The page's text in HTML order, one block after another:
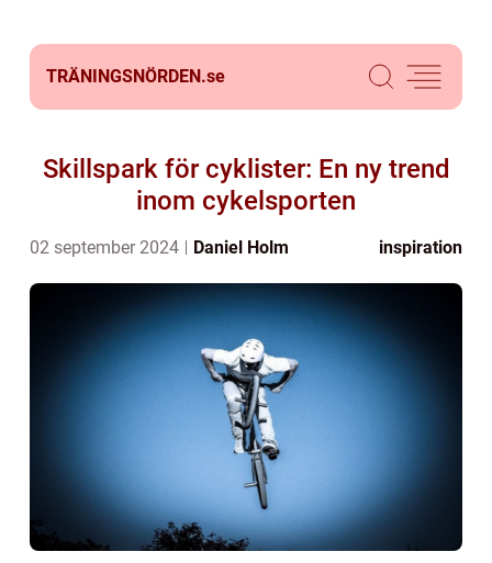
TRÄNINGSNÖRDEN.se
Skillspark för cyklister: En ny trend
inom cykelsporten
02 september 2024 Daniel Holm inspiration